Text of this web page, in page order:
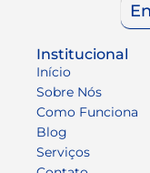
Institucional
Início
Sobre Nós
Como Funciona
Blog
Serviços